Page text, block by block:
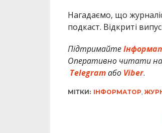
Нагадаємо, що
подкаст. Відкриті
Підтримайте
Оперативно читати
Telegramабо Viber.
МІТКИ: ІНФОРМАТОР,